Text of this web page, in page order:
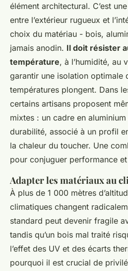
élément architectural. C’est
entre l’extérieur rugueux et
choix du matériau - bois,
jamais anodin. Il doit résister
température, à l’humidité, au
garantir une isolation optimale
températures plongent. Dans
certains artisans proposent
mixtes : un cadre en
durabilité, associé à un profil
la chaleur du toucher. Une
pour conjuguer performance
Adapter les matériaux au
À plus de 1 000 mètres
climatiques changent
standard peut devenir fragile
tandis qu’un bois mal traité
l’effet des UV et des écarts
pourquoi il est crucial de